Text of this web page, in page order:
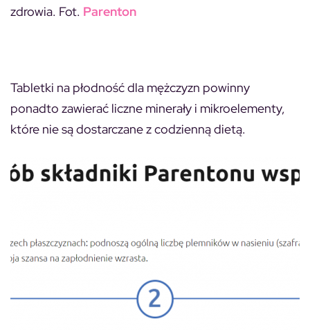
zdrowia. Fot. Parenton
Tabletki na płodność dla mężczyzn powinny
ponadto zawierać liczne minerały i mikroelementy,
które nie są dostarczane z codzienną dietą.